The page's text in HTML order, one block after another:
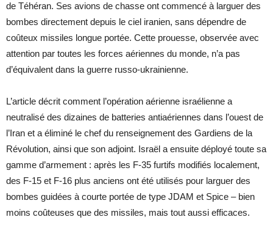
de Téhéran. Ses avions de chasse ont commencé à larguer des
bombes directement depuis le ciel iranien, sans dépendre de
coûteux missiles longue portée. Cette prouesse, observée avec
attention par toutes les forces aériennes du monde, n’a pas
d’équivalent dans la guerre russo-ukrainienne.
L’article décrit comment l’opération aérienne israélienne a
neutralisé des dizaines de batteries antiaériennes dans l’ouest de
l’Iran et a éliminé le chef du renseignement des Gardiens de la
Révolution, ainsi que son adjoint. Israël a ensuite déployé toute sa
gamme d’armement : après les F-35 furtifs modifiés localement,
des F-15 et F-16 plus anciens ont été utilisés pour larguer des
bombes guidées à courte portée de type JDAM et Spice – bien
moins coûteuses que des missiles, mais tout aussi efficaces.